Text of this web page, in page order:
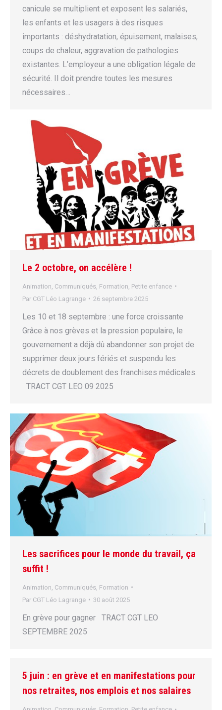
canicule se multiplient et exposent les salariés,
les enfants et les usagers à des risques
importants : déshydratation, épuisement, malaises,
coups de chaleur, aggravation de pathologies
existantes. L’employeur a une obligation légale de
sécurité. Il doit prendre toutes les mesures
nécessaires…
Le 2 octobre, on accélère !
Animation Communiqués Formation Petite enfance
Par CGT Léo Lagrange 26 septembre 2025
Les 10 et 18 septembre : une force croissante
Grâce à nos grèves et la pression populaire, le
gouvernement a déjà dû abandonner son projet de
supprimer deux jours fériés et suspendu les
décrets de doublement des franchises médicales.
TRACT CGT LEO 09 2025
Les sacrifices pour le monde du travail, ça
suffit !
Animation Communiqués Formation
Par CGT Léo Lagrange 30 août 2025
En grève pour gagner TRACT CGT LEO
SEPTEMBRE 2025
5 juin : en grève et en manifestations pour
nos retraites, nos emplois et nos salaires